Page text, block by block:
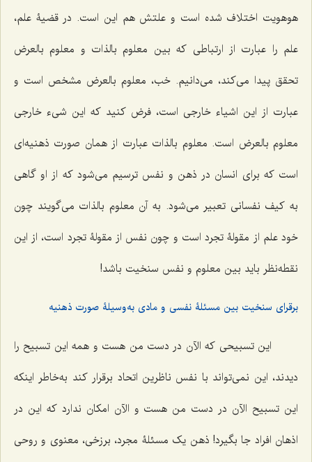
هوهویت اختلاف شده است و علتش هم این است. در قضیۀ علم،
علم را عبارت از ارتباطی که بین معلوم بالذات و معلوم بالعرض
تحقق پیدا می‌کند، می‌دانیم. خب، معلوم بالعرض مشخص است و
عبارت از این اشیاء خارجی است، فرض کنید که این شیء خارجی
معلوم بالعرض است. معلوم بالذات عبارت از همان صورت ذهنیه‌ای
است که برای انسان در ذهن و نفس ترسیم می‌شود که از او گاهی
به کیف نفسانی تعبیر می‌شود. به آن معلوم بالذات می‌گویند چون
خود علم از مقولۀ تجرد است و چون نفس از مقولۀ تجرد است، از این
نقطه‌نظر باید بین معلوم و نفس سنخیت باشد!
برقرای سنخیت بین مسئلۀ نفسی و مادی به‌وسیلۀ صورت ذهنیه
این تسبیحی که الآن در دست من هست و همه این تسبیح را
دیدند، این نمی‌تواند با نفس ناظرین اتحاد برقرار کند به‌خاطر اینکه
این تسبیح الآن در دست من هست و الآن امکان ندارد که این در
اذهان افراد جا بگیرد! ذهن یک مسئلۀ مجرد، برزخی، معنوی و روحی